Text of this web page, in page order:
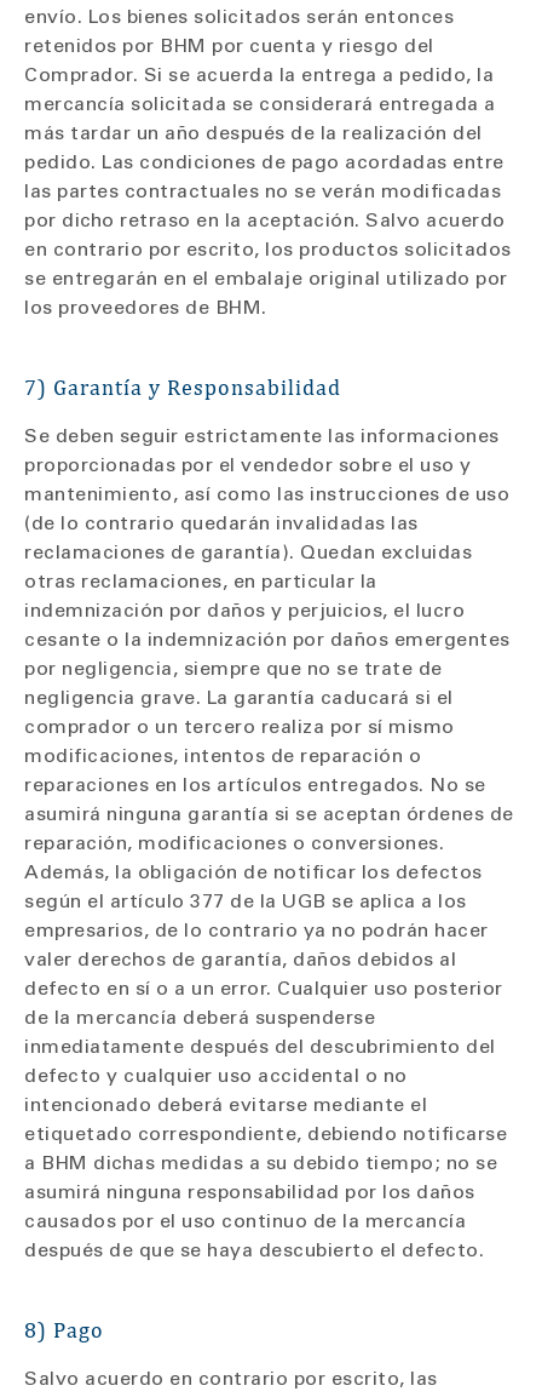
envío. Los bienes solicitados serán entonces
retenidos por BHM por cuenta y riesgo del
Comprador. Si se acuerda la entrega a pedido, la
mercancía solicitada se considerará entregada a
más tardar un año después de la realización del
pedido. Las condiciones de pago acordadas entre
las partes contractuales no se verán modificadas
por dicho retraso en la aceptación. Salvo acuerdo
en contrario por escrito, los productos solicitados
se entregarán en el embalaje original utilizado por
los proveedores de BHM.
7) Garantía y Responsabilidad
Se deben seguir estrictamente las informaciones
proporcionadas por el vendedor sobre el uso y
mantenimiento, así como las instrucciones de uso
(de lo contrario quedarán invalidadas las
reclamaciones de garantía). Quedan excluidas
otras reclamaciones, en particular la
indemnización por daños y perjuicios, el lucro
cesante o la indemnización por daños emergentes
por negligencia, siempre que no se trate de
negligencia grave. La garantía caducará si el
comprador o un tercero realiza por sí mismo
modificaciones, intentos de reparación o
reparaciones en los artículos entregados. No se
asumirá ninguna garantía si se aceptan órdenes de
reparación, modificaciones o conversiones.
Además, la obligación de notificar los defectos
según el artículo 377 de la UGB se aplica a los
empresarios, de lo contrario ya no podrán hacer
valer derechos de garantía, daños debidos al
defecto en sí o a un error. Cualquier uso posterior
de la mercancía deberá suspenderse
inmediatamente después del descubrimiento del
defecto y cualquier uso accidental o no
intencionado deberá evitarse mediante el
etiquetado correspondiente, debiendo notificarse
a BHM dichas medidas a su debido tiempo; no se
asumirá ninguna responsabilidad por los daños
causados por el uso continuo de la mercancía
después de que se haya descubierto el defecto.
8) Pago
Salvo acuerdo en contrario por escrito, las